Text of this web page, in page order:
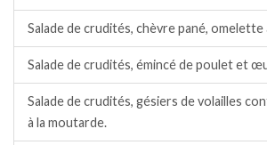
Salade de crudités, chèvre pané, omelette
Salade de crudités, émincé de poulet et
Salade de crudités, gésiers de volailles
à la moutarde.